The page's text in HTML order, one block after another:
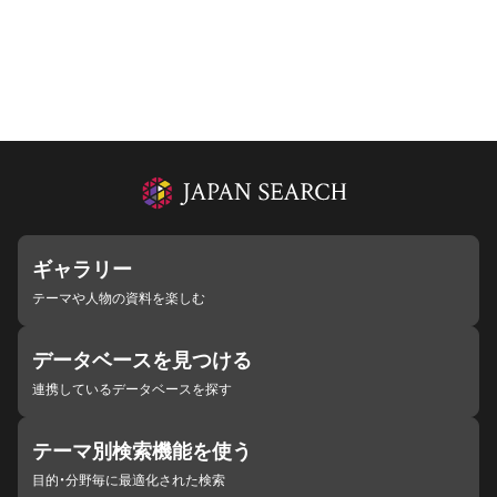
ギャラリー
テーマや人物の資料を楽しむ
データベースを見つける
連携しているデータベースを探す
テーマ別検索機能を使う
目的・分野毎に最適化された検索